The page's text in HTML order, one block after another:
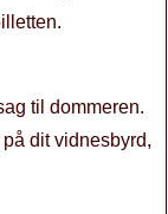
til dommeren.
dit vidnesbyrd,